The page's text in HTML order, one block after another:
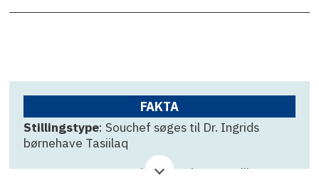
FAKTA
Stillingstype: Souchef søges til Dr. Ingrids
børnehave Tasiilaq
Virksomhed: Dr. Ingrids børnehave Tasiilaq